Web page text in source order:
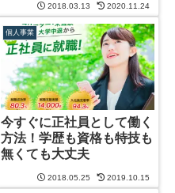
2018.03.13 2020.11.24
個人事業
今すぐに正社員として働く
方法！学歴も資格も特技も
無くても大丈夫
2018.05.25 2019.10.15